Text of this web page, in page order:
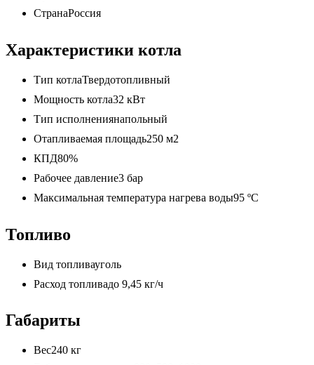
СтранаРоссия
Характеристики котла
Тип котлаТвердотопливный
Мощность котла32 кВт
Тип исполнениянапольный
Отапливаемая площадь250 м2
КПД80%
Рабочее давление3 бар
Максимальная температура нагрева воды95 ºС
Топливо
Вид топливауголь
Расход топливадо 9,45 кг/ч
Габариты
Вес240 кг